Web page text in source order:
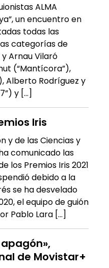
ALMA
un encuentro en
todas las
categorías de
Arnau Vilaró
(“Mantícora”),
Alberto Rodríguez y
y […]
Iris
y de las Ciencias y
comunicado las
los Premios Iris 2021
debido a la
se ha desvelado
el equipo de guión
Pablo Lara […]
de Movistar+